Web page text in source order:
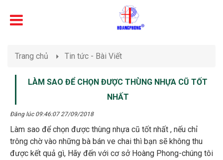
Trang chủ Tin tức - Bài Viết
LÀM SAO ĐỂ CHỌN ĐƯỢC THÙNG NHỰA CŨ TỐT
NHẤT
Đăng lúc 09:46:07 27/09/2018
Làm sao để chọn được thùng nhựa cũ tốt nhất , nếu chỉ
trông chờ vào những bà bán ve chai thì bạn sẽ không thu
được kết quả gì, Hãy đến với cơ sở Hoàng Phong-chúng tôi